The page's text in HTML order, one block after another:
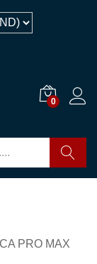
0
GO
PRO MAX